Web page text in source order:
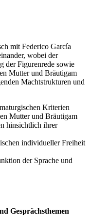
mit Federico García
wobei der
der Figurenrede sowie
Mutter und Bräutigam
Machtstrukturen und
Kriterien
Mutter und Bräutigam
hinsichtlich ihrer
individueller Freiheit
der Sprache und
Gesprächsthemen